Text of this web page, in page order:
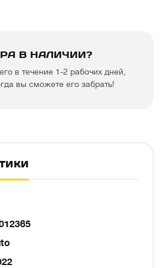
В НАЛИЧИИ?
в течение 1-2 рабочих дней,
вы сможете его забрать!